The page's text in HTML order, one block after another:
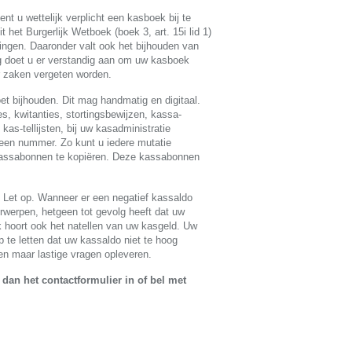
u wettelijk verplicht een kasboek bij te
het Burgerlijk Wetboek (boek 3, art. 15i lid 1)
Daaronder valt ook het bijhouden van
u er verstandig aan om uw kasboek
vergeten worden.
bijhouden. Dit mag handmatig en digitaal.
kwitanties, stortingsbewijzen, kassa-
tellijsten, bij uw kasadministratie
nummer. Zo kunt u iedere mutatie
te kopiëren. Deze kassabonnen
op. Wanneer er een negatief kassaldo
hetgeen tot gevolg heeft dat uw
ook het natellen van uw kasgeld. Uw
te letten dat uw kassaldo niet te hoog
maar lastige vragen opleveren.
het contactformulier in of bel met